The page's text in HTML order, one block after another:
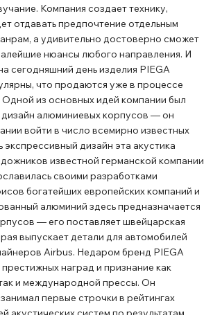
Компания создает технику,
отдавать предпочтение отдельным
а удивительно достоверно сможет
нюансы любого направления. И
сегодняшний день изделия PIEGA
что продаются уже в процессе
из основных идей компании был
алюминиевых корпусов ― он
войти в число всемирно известных
дизайн эта акустика
известной германской компании
своими разработками
богатейших европейских компаний и
алюминий здесь предназначается
― его поставляет швейцарская
выпускает детали для автомобилей
Airbus. Недаром бренд PIEGA
наград и признание как
и международной прессы. Он
первые строчки в рейтингах